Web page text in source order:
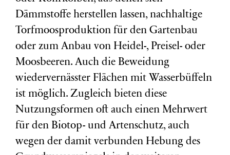
Dämmstoffe herstellen lassen, nachhaltige
Torfmoosproduktion für den Gartenbau
oder zum Anbau von Heidel-, Preisel- oder
Moosbeeren. Auch die Beweidung
wiedervernässter Flächen mit Wasserbüffeln
ist möglich. Zugleich bieten diese
Nutzungsformen oft auch einen Mehrwert
für den Biotop- und Artenschutz, auch
wegen der damit verbunden Hebung des